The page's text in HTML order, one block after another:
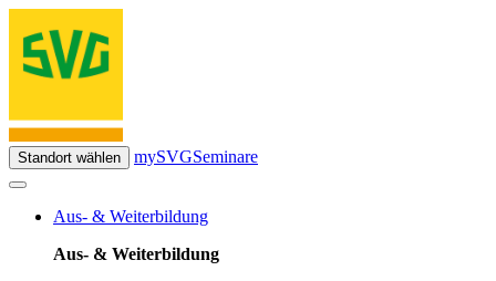
Standort wählen mySVGSeminare
Aus- & Weiterbildung
Aus- & Weiterbildung